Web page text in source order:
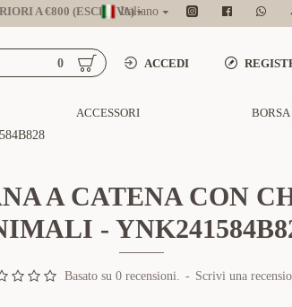
A €800 (ESCL. IVA)Italiano
ACCEDI
0
ACCESSORI BORSA
A CATENA CON
-
Basato su 0 recensioni. - Scrivi una